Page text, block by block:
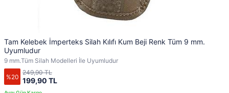
Tam Kelebek İmperteks Silah Kılıfı Kum Beji Renk Tüm 9 mm.
Uyumludur
9 mm.Tüm Silah Modelleri İle Uyumludur
%20 199,90 TL
249,90 TL